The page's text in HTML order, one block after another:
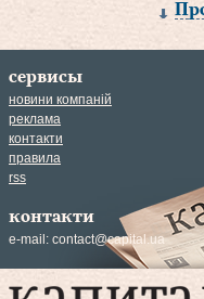
сервисы
новини компаній
реклама
контакти
правила
rss
контакти
e-mail: contact@capital.ua